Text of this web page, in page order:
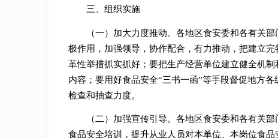
三、组织实施
（一）加大力度推动。各地区食安委和各有关
极作用，加强领导，协作配合，有力推动，把建立
革性举措抓实抓好；要把生产经营单位建立健全机
内容；要用好食品安全“三书一函”等手段督促地方
检查和抽查力度。
（二）加强宣传引导。各地区食安委和各有关
食品安全培训，提升从业人员对本单位、本岗位食